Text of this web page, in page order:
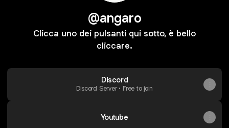
@angaro
Clicca uno dei pulsanti qui sotto, è bello
cliccare.
Discord
Discord Server • Free to join
Youtube